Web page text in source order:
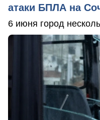
атаки БПЛА на
6 июня город